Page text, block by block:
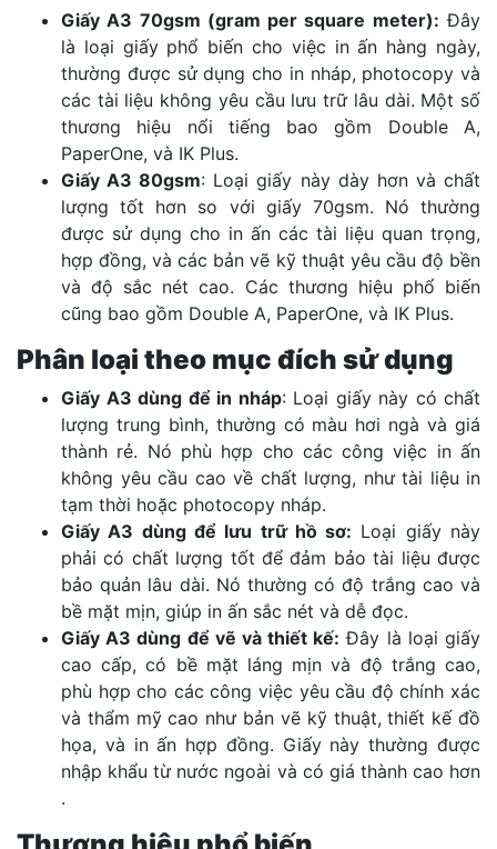
Giấy A3 70gsm (gram per square meter): Đây
là loại giấy phổ biến cho việc in ấn hàng ngày,
thường được sử dụng cho in nháp, photocopy và
các tài liệu không yêu cầu lưu trữ lâu dài. Một số
thương hiệu nổi tiếng bao gồm Double A,
PaperOne, và IK Plus​​.
Giấy A3 80gsm: Loại giấy này dày hơn và chất
lượng tốt hơn so với giấy 70gsm. Nó thường
được sử dụng cho in ấn các tài liệu quan trọng,
hợp đồng, và các bản vẽ kỹ thuật yêu cầu độ bền
và độ sắc nét cao. Các thương hiệu phổ biến
cũng bao gồm Double A, PaperOne, và IK Plus​.
Phân loại theo mục đích sử dụng
Giấy A3 dùng để in nháp: Loại giấy này có chất
lượng trung bình, thường có màu hơi ngà và giá
thành rẻ. Nó phù hợp cho các công việc in ấn
không yêu cầu cao về chất lượng, như tài liệu in
tạm thời hoặc photocopy nháp​​.
Giấy A3 dùng để lưu trữ hồ sơ: Loại giấy này
phải có chất lượng tốt để đảm bảo tài liệu được
bảo quản lâu dài. Nó thường có độ trắng cao và
bề mặt mịn, giúp in ấn sắc nét và dễ đọc​​.
Giấy A3 dùng để vẽ và thiết kế: Đây là loại giấy
cao cấp, có bề mặt láng mịn và độ trắng cao,
phù hợp cho các công việc yêu cầu độ chính xác
và thẩm mỹ cao như bản vẽ kỹ thuật, thiết kế đồ
họa, và in ấn hợp đồng. Giấy này thường được
nhập khẩu từ nước ngoài và có giá thành cao hơn​​
.